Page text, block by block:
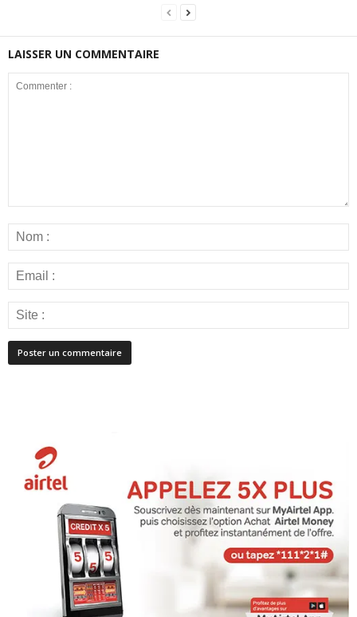
LAISSER UN COMMENTAIRE